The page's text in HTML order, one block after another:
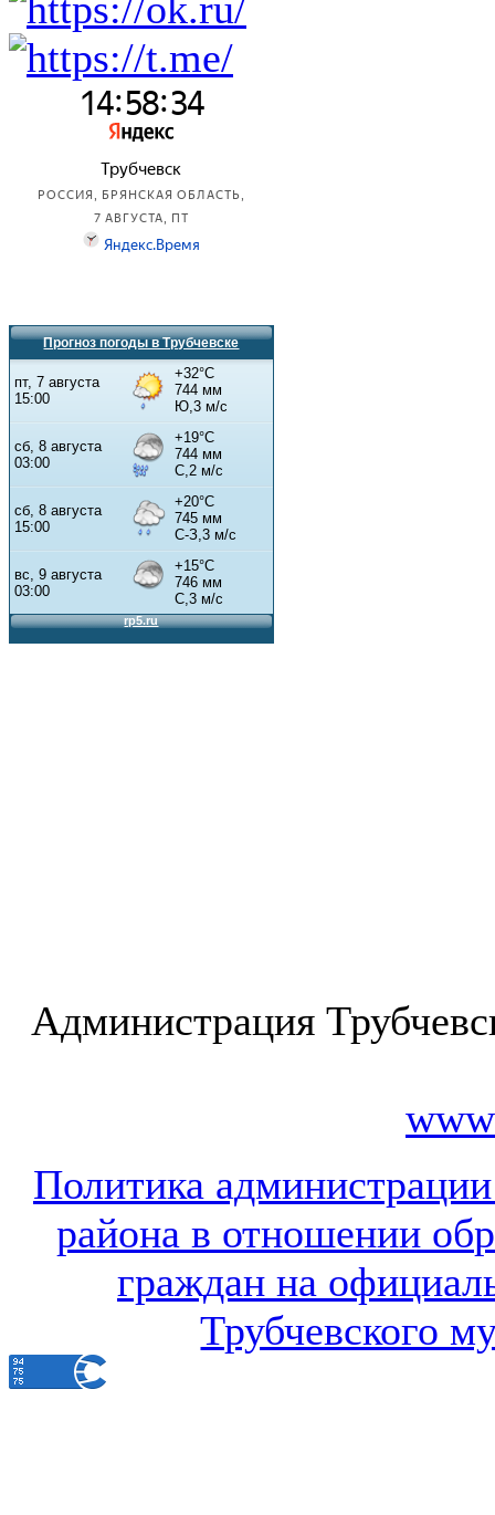
Прогноз погоды в Трубчевске
Администрация
Политика
района в отношении
граждан на
Трубчевского